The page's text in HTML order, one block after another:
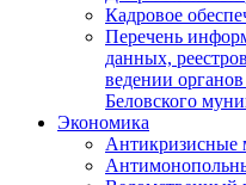
Кадровое
Перечень
данных,
ведении
Беловского
Экономика
Антикризисные